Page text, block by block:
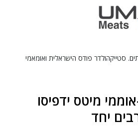
סטייקהולדר פודס הישראלית ואומאמי
מיטס ידפיסו
יחד